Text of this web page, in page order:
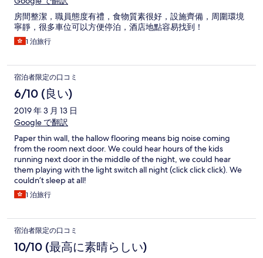
房間整潔，職員態度有禮，食物質素很好，設施齊備，周圍環境
寧靜，很多車位可以方便停泊，酒店地點容易找到！
1 泊旅行
宿泊者限定の口コミ
6/10 (良い)
2019 年 3 月 13 日
Google で翻訳
Paper thin wall, the hallow flooring means big noise coming
from the room next door. We could hear hours of the kids
running next door in the middle of the night, we could hear
them playing with the light switch all night (click click click). We
couldn’t sleep at all!
1 泊旅行
宿泊者限定の口コミ
10/10 (最高に素晴らしい)